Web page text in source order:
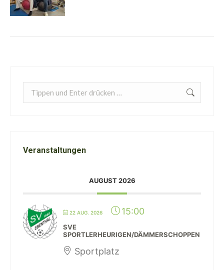
Search:
Veranstaltungen
AUGUST 2026
22 AUG. 2026 15:00
SVE
SPORTLERHEURIGEN/DÄMMERSCHOPPEN
Sportplatz